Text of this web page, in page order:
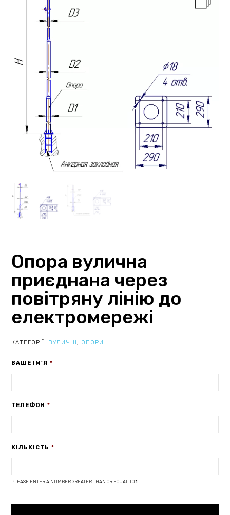
Опора вулична
приєднана через
повітряну лінію до
електромережі
КАТЕГОРІЇ: ВУЛИЧНІ, ОПОРИ
ВАШЕ ІМ'Я *
ТЕЛЕФОН *
КІЛЬКІСТЬ *
PLEASE ENTER A NUMBER GREATER THAN OR EQUAL TO1